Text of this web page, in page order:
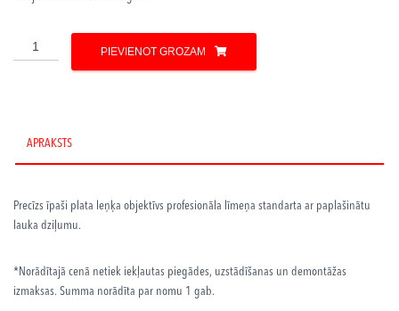
Samyang-
Cine
PIEVIENOT GROZAM
APRAKSTS
Precīzs īpaši plata leņķa objektīvs profesionāla līmeņa standarta ar paplašinātu
lauka dziļumu.
*Norādītajā cenā netiek iekļautas piegādes, uzstādīšanas un demontāžas
izmaksas. Summa norādīta par nomu 1 gab.